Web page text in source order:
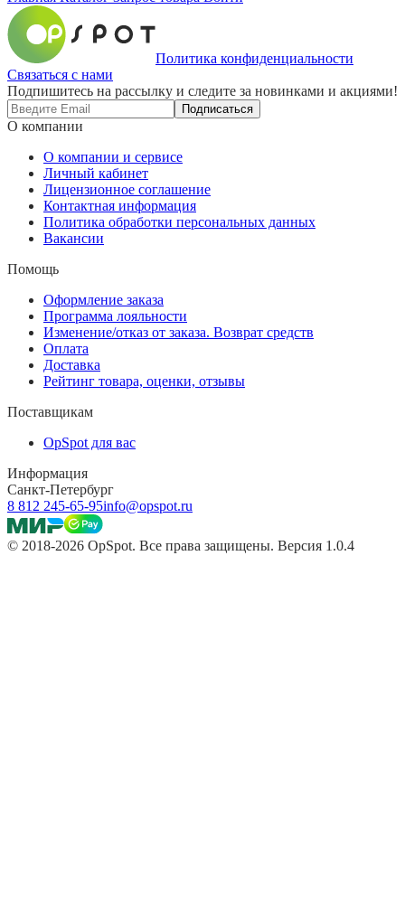
Политика конфиденциальности
Связаться с нами
Подпишитесь на рассылку и следите за новинками и акциями!
Подписаться
О компании
О компании и сервисе
Личный кабинет
Лицензионное соглашение
Контактная информация
Политика обработки персональных данных
Вакансии
Помощь
Оформление заказа
Программа лояльности
Изменение/отказ от заказа. Возврат средств
Оплата
Доставка
Рейтинг товара, оценки, отзывы
Поставщикам
OpSpot для вас
Информация
Санкт-Петербург
8 812 245-65-95info@opspot.ru
© 2018-2026 OpSpot. Все права защищены. Версия 1.0.4